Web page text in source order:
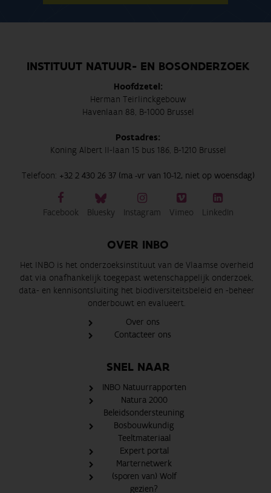
INSTITUUT NATUUR- EN BOSONDERZOEK
Hoofdzetel:
Herman Teirlinckgebouw
Havenlaan 88, B-1000 Brussel
Postadres:
Koning Albert II-laan 15 bus 186, B-1210 Brussel
Telefoon: +32 2 430 26 37 (ma -vr van 10-12, niet op woensdag)
Facebook Bluesky Instagram Vimeo LinkedIn
OVER INBO
Het INBO is het onderzoeksinstituut van de Vlaamse overheid
dat via onafhankelijk toegepast wetenschappelijk onderzoek,
data- en kennisontsluiting het biodiversiteitsbeleid en -beheer
onderbouwt en evalueert.
Over ons
Contacteer ons
SNEL NAAR
INBO Natuurrapporten
Natura 2000
Beleidsondersteuning
Bosbouwkundig
Teeltmateriaal
Expert portal
Marternetwerk
(sporen van) Wolf
gezien?